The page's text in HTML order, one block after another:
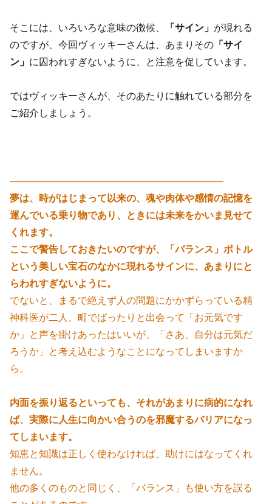
そこには、いろいろな意味の徴候、 「サイン」 が現れる
のですが、今回ヴィッキーさんは、あまりその 「サイ
ン」 に囚われすぎないように、と注意を促しています。
ではヴィッキーさんが、そのあたりに触れている部分を
ご紹介しましょう。
——————————————————————
夢は、時がはじまって以来の、魂や肉体や感情の記憶を
運んでいる乗り物であり、ときには未来をかいま見せて
くれます。
ここで警告しておきたいのですが、「バランス」ボトル
という美しい宝石のなかに現れるサインに、あまりにと
らわれすぎないように。
でないと、まるで絶えず人の問題にかかずらっている精
神科医が二人、町でばったりと出会って「お元気です
か」と声を掛けあったはいいが、「さあ、自分は元気だ
ろうか」と考え込むようなことになってしまいますか
ら。
内面を振り返るといっても、それがあまりに病的になれ
ば、実際に人生に向かい合うのを邪魔するバリアになっ
てしまいます。
知恵と知識は正しく使わなければ、助けにはなってくれ
ません。
他の多くのものと同じく、「バランス」も使い方を誤る